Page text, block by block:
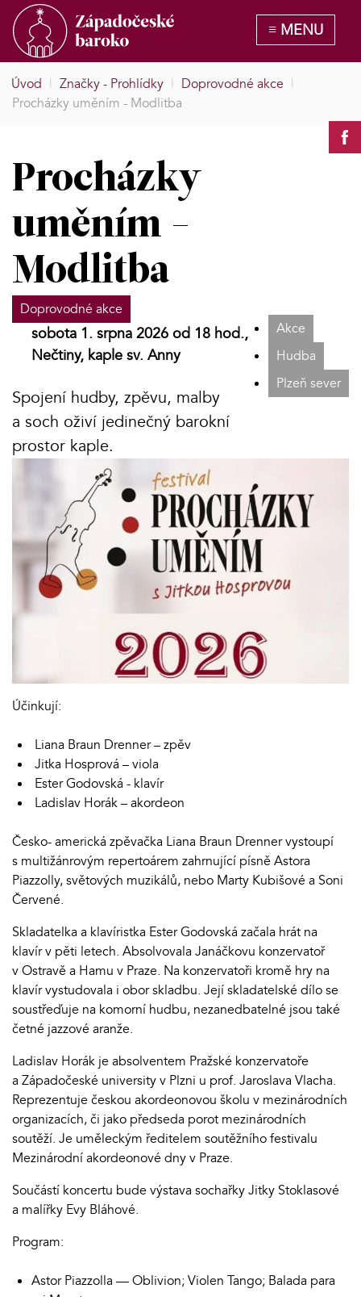
Úvod | Značky - Prohlídky | Doprovodné akce |
Procházky uměním - Modlitba
Procházky
uměním -
Modlitba
Doprovodné akce
Akce
Hudba
Plzeň sever
sobota 1. srpna 2026 od 18 hod.,
Nečtiny, kaple sv. Anny
Spojení hudby, zpěvu, malby
a soch oživí jedinečný barokní
prostor kaple.
Účinkují:
Liana Braun Drenner – zpěv
Jitka Hosprová – viola
Ester Godovská - klavír
Ladislav Horák – akordeon
Česko- americká zpěvačka Liana Braun Drenner vystoupí
s multižánrovým repertoárem zahrnující písně Astora
Piazzolly, světových muzikálů, nebo Marty Kubišové a Soni
Červené.
Skladatelka a klavíristka Ester Godovská začala hrát na
klavír v pěti letech. Absolvovala Janáčkovu konzervatoř
v Ostravě a Hamu v Praze. Na konzervatoři kromě hry na
klavír vystudovala i obor skladbu. Její skladatelské dílo se
soustřeďuje na komorní hudbu, nezanedbatelné jsou také
četné jazzové aranže.
Ladislav Horák je absolventem Pražské konzervatoře
a Západočeské university v Plzni u prof. Jaroslava Vlacha.
Reprezentuje českou akordeonovou školu v mezinárodních
organizacích, či jako předseda porot mezinárodních
soutěží. Je uměleckým ředitelem soutěžního festivalu
Mezinárodní akordeonové dny v Praze.
Součástí koncertu bude výstava sochařky Jitky Stoklasové
a malířky Evy Bláhové.
Program:
Astor Piazzolla — Oblivion; Violen Tango; Balada para